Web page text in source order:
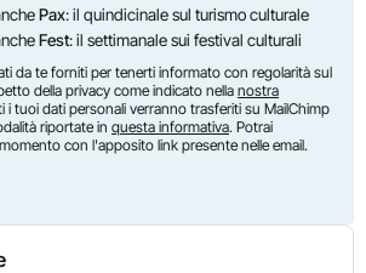
Pax: il quindicinale sul turismo culturale
Fest: il settimanale sui festival culturali
da te forniti per tenerti informato con regolarità sul
della privacy come indicato nella nostra
i tuoi dati personali verranno trasferiti su MailChimp
riportate in questa informativa. Potrai
con l'apposito link presente nelle email.